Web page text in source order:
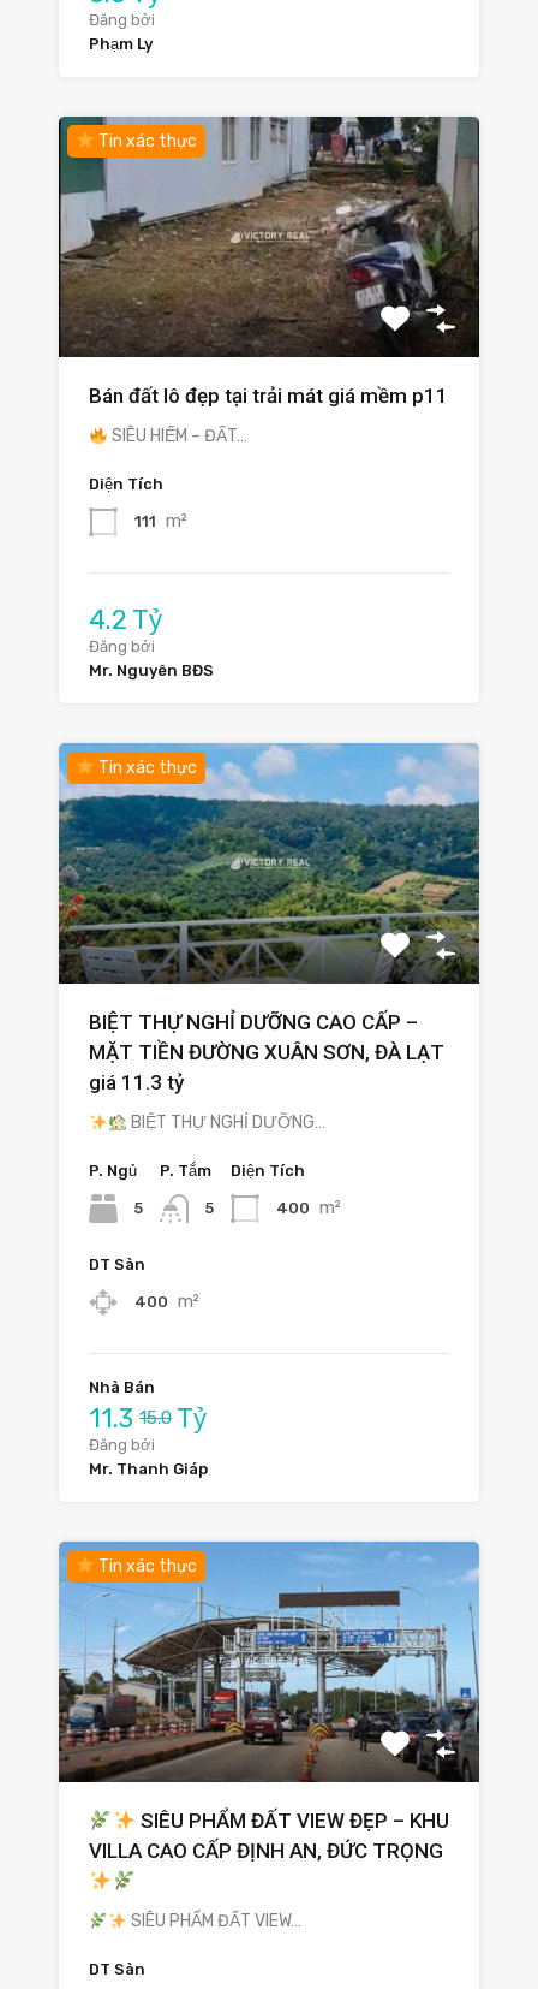
Đăng bởi
Phạm Ly
Tin xác thực
Bán đất lô đẹp tại trải mát giá mềm p11
SIÊU HIẾM – ĐẤT…
Diện Tích
111 m²
4.2 Tỷ
Đăng bởi
Mr. Nguyên BĐS
Tin xác thực
BIỆT THỰ NGHỈ DƯỠNG CAO CẤP –
MẶT TIỀN ĐƯỜNG XUÂN SƠN, ĐÀ LẠT
giá 11.3 tỷ
BIỆT THỰ NGHỈ DƯỠNG…
P. Ngủ
5
P. Tắm
5
Diện Tích
400 m²
DT Sàn
400 m²
Nhà Bán
11.3 15.0 Tỷ
Đăng bởi
Mr. Thanh Giáp
Tin xác thực
SIÊU PHẨM ĐẤT VIEW ĐẸP – KHU
VILLA CAO CẤP ĐỊNH AN, ĐỨC TRỌNG
SIÊU PHẨM ĐẤT VIEW…
DT Sàn